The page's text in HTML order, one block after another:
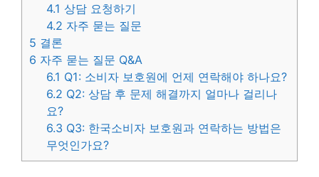
4.1 상담 요청하기
4.2 자주 묻는 질문
5 결론
6 자주 묻는 질문 Q&A
6.1 Q1: 소비자 보호원에 언제 연락해야 하나요?
6.2 Q2: 상담 후 문제 해결까지 얼마나 걸리나
요?
6.3 Q3: 한국소비자 보호원과 연락하는 방법은
무엇인가요?